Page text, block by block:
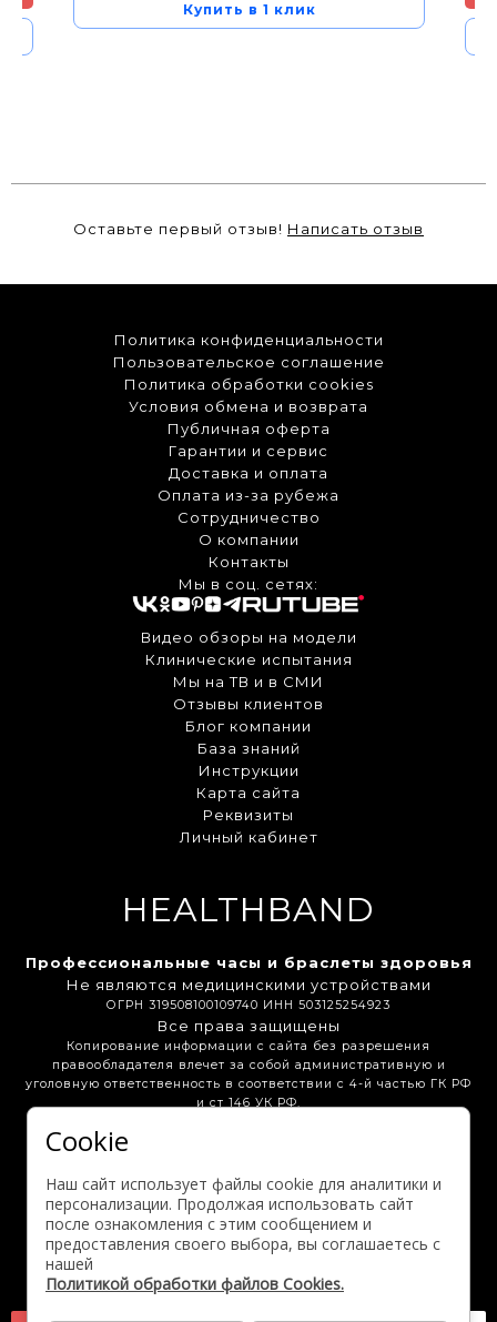
Купить в 1 клик
Оставьте первый отзыв! Написать отзыв
Политика конфиденциальности
Пользовательское соглашение
Политика обработки cookies
Условия обмена и возврата
Публичная оферта
Гарантии и сервис
Доставка и оплата
Оплата из-за рубежа
Сотрудничество
О компании
Контакты
Мы в соц. сетях:
HEALTHBAND
Профессиональные часы и браслеты здоровья
Не являются медицинскими устройствами
ОГРН 319508100109740 ИНН 503125254923
Все права защищены
Копирование информации с сайта без разрешения
правообладателя влечет за собой административную и
уголовную ответственность в соответствии с 4-й частью ГК РФ
и ст 146 УК РФ.
Партнёрам
Выгодные предложения
Активация гарантии
Видео обзоры на модели
Клинические испытания
Мы на ТВ и в СМИ
Отзывы клиентов
Блог компании
База знаний
Инструкции
Карта сайта
Реквизиты
Личный кабинет
Cookie
Наш сайт использует файлы cookie для аналитики и
персонализации. Продолжая использовать сайт
после ознакомления с этим сообщением и
предоставления своего выбора, вы соглашаетесь с
нашей
Политикой обработки файлов Cookies.